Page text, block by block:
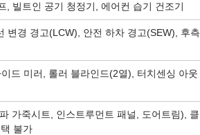
, 빌트인 공기 청정기, 에어컨 습기 건조기
변경 경고(LCW), 안전 하차 경고(SEW), 후측
드 미러, 롤러 블라인드(2열), 터치센싱 아웃
가죽시트, 인스트루먼트 패널, 도어트림), 클
불가